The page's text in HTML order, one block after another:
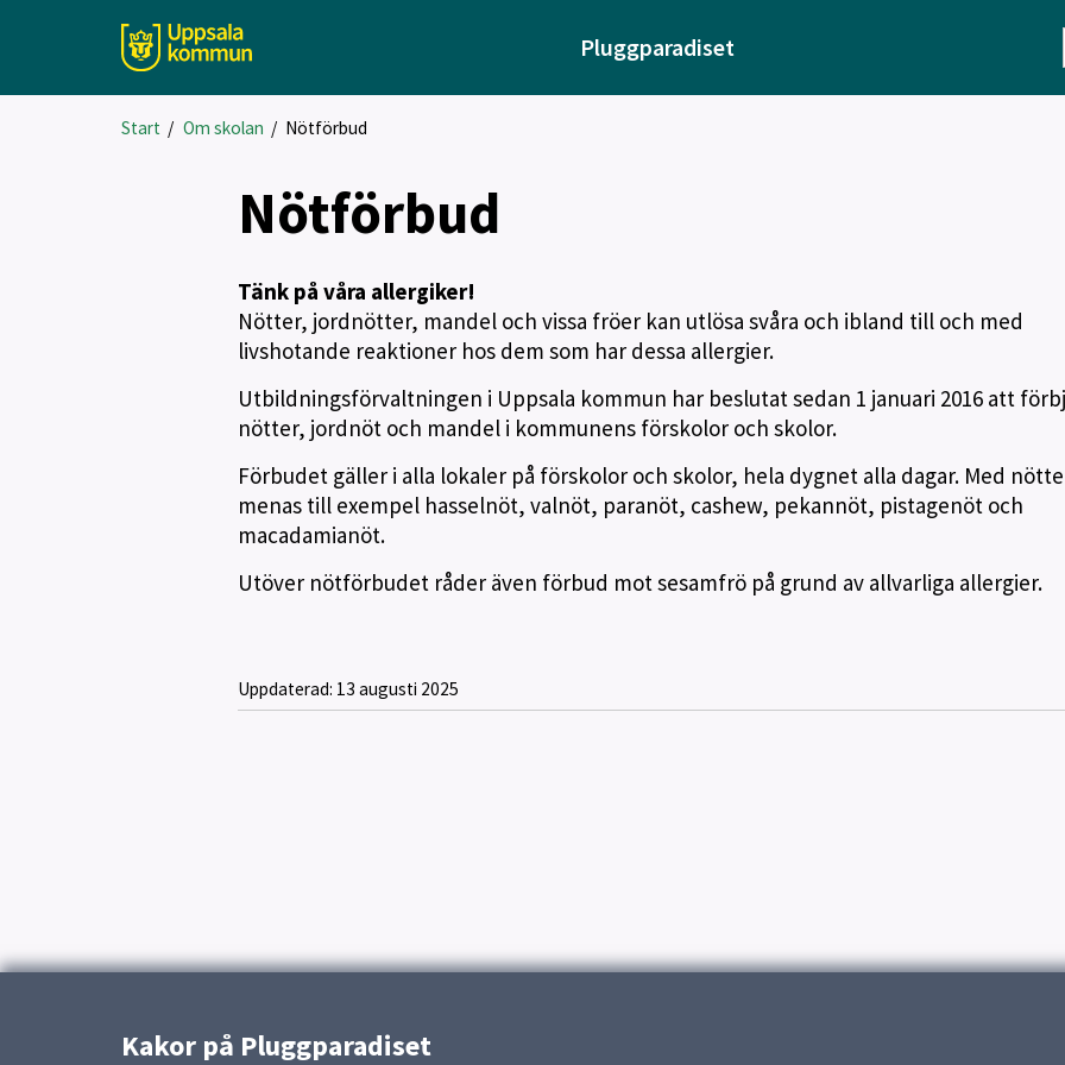
Pluggparadiset
Start / Om skolan / Nötförbud
Nötförbud
Tänk på våra allergiker!
Nötter, jordnötter, mandel och vissa fröer kan utlösa svåra och ibland till och med
livshotande reaktioner hos dem som har dessa allergier.
Utbildningsförvaltningen i Uppsala kommun har beslutat sedan 1 januari 2016 att
nötter, jordnöt och mandel i kommunens förskolor och skolor.
Förbudet gäller i alla lokaler på förskolor och skolor, hela dygnet alla dagar. Med
menas till exempel hasselnöt, valnöt, paranöt, cashew, pekannöt, pistagenöt och
macadamianöt.
Utöver nötförbudet råder även förbud mot sesamfrö på grund av allvarliga allergier.
Uppdaterad: 13 augusti 2025
Kakor på Pluggparadiset